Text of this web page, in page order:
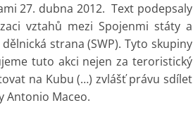
27. dubna 2012. Text podepsaly
vztahů mezi Spojenmi státy a
strana (SWP). Tyto skupiny
tuto akci nejen za teroristický
na Kubu (…) zvlášť právu sdílet
Antonio Maceo.